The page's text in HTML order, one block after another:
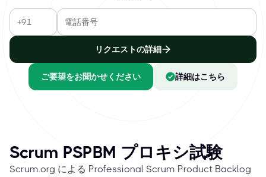
リクエストの詳細
ご要望をお聞かせください 詳細はこちら
Scrum PSPBM プロキシ試験
Scrum.org による Professional Scrum Product Backlog